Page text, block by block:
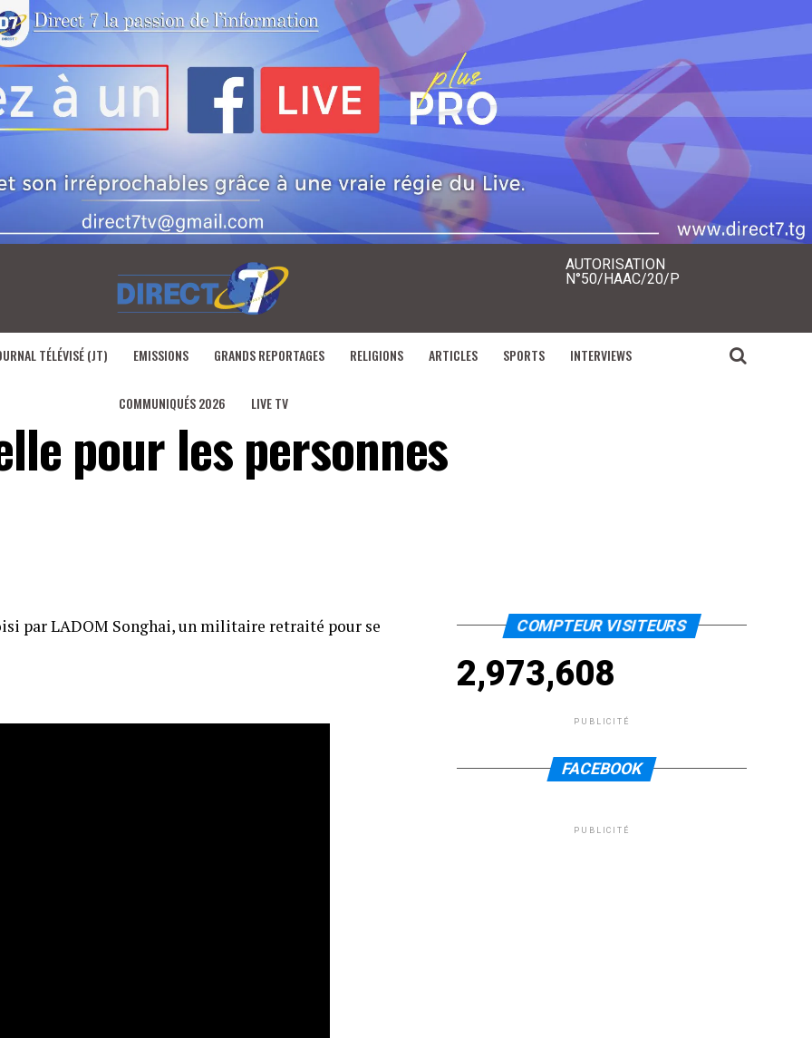
AUTORISATION
N°50/HAAC/20/P
TÉLÉVISÉ (JT) EMISSIONS GRANDS REPORTAGES RELIGIONS ARTICLES SPORTS INTERVIEWS
COMMUNIQUÉS 2026 LIVE TV
pour les personnes
par LADOM Songhai, un militaire retraité pour se COMPTEUR VISITEURS
2,973,608
PUBLICITÉ
FACEBOOK
PUBLICITÉ